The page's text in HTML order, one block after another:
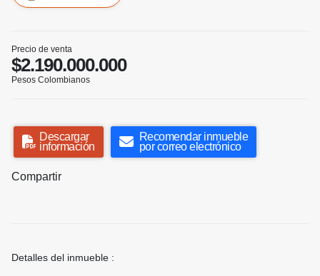
Precio de venta
$2.190.000.000
Pesos Colombianos
Descargar
información
Recomendar inmueble
por correo electrónico
Compartir
Detalles del inmueble :